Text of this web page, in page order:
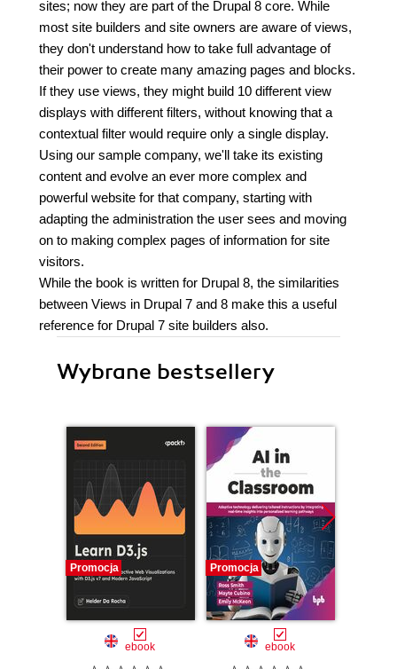
sites; now they are part of the Drupal 8 core. While
most site builders and site owners are aware of views,
they don't understand how to take full advantage of
their power to create many amazing pages and blocks.
If they use views, they might build 10 different view
displays with different filters, without knowing that a
contextual filter would require only a single display.
Using our sample company, we'll take its existing
content and evolve an ever more complex and
powerful website for that company, starting with
adapting the administration the user sees and moving
on to making complex pages of information for site
visitors.
While the book is written for Drupal 8, the similarities
between Views in Drupal 7 and 8 make this a useful
reference for Drupal 7 site builders also.
Wybrane bestsellery
Promocja
ebook
Promocja
ebook